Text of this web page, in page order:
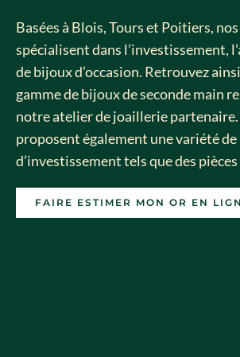
Basées à Blois, Tours et Poitiers, nos
spécialisent dans l’investissement,
de bijoux d’occasion. Retrouvez
gamme de bijoux de seconde main
notre atelier de joaillerie partenaire.
proposent également une variété
d’investissement tels que des
FAIRE ESTIMER MON OR EN